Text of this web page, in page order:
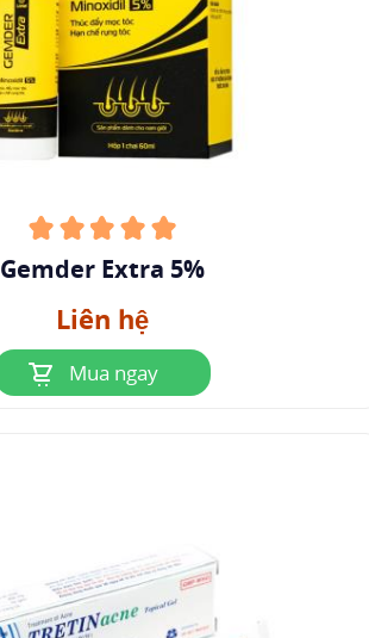
Gemder Extra 5%
Liên hệ
Mua ngay